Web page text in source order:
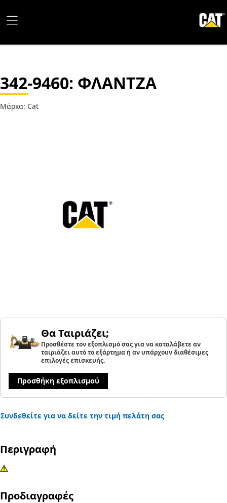
342-9460: ΦΛΑΝΤΖΑ
Μάρκα: Cat
Θα Ταιριάζει;
Προσθέστε τον εξοπλισμό σας για να καταλάβετε αν
ταιριάζει αυτό το εξάρτημα ή αν υπάρχουν διαθέσιμες
επιλογές επισκευής.
Προσθήκη εξοπλισμού
Συνδεθείτε για να δείτε την τιμή πελάτη σας
Περιγραφή
Προδιαγραφές